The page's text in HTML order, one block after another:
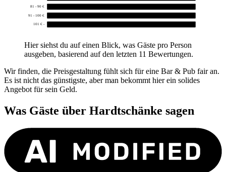
81 - 90 €
91 - 100 €
101 € -
Hier siehst du auf einen Blick, was Gäste pro Person
ausgeben, basierend auf den letzten 11 Bewertungen.
Wir finden, die Preisgestaltung fühlt sich für eine Bar & Pub fair an.
Es ist nicht das günstigste, aber man bekommt hier ein solides
Angebot für sein Geld.
Was Gäste über Hardtschänke sagen